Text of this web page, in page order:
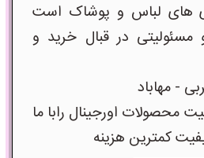
های لباس و پوشاک است
در قبال خرید و
- مهاباد
محصولات اورجینال رابا ما
کمترین هزینه